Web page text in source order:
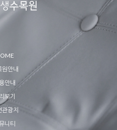
원안내
안내
보기
관광지
니티